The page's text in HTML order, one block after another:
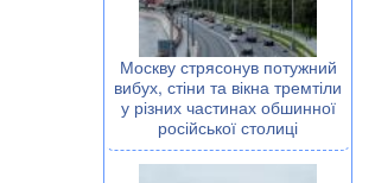
Москву стрясонув потужний
вибух, стіни та вікна тремтіли
у різних частинах обшинної
російської столиці